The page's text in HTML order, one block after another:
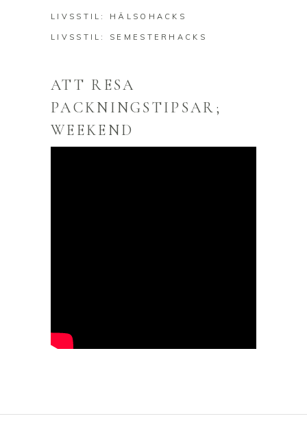
LIVSSTIL: HÄLSOHACKS
LIVSSTIL: SEMESTERHACKS
ATT RESA
PACKNINGSTIPSAR;
WEEKEND